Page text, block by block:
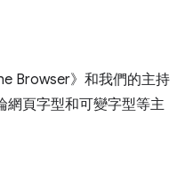
Browser》和我們的主持
網頁字型和可變字型等主